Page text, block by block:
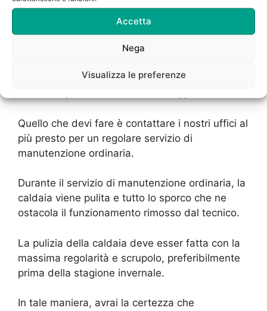
Accetta
Nega
Visualizza le preferenze
pulizia.
Se non hai ancora richiesto un servizio di
Installazione Caldaie Vaillant Ponte
cura della tua vecchia caldaia altrimenti potresti
Quello che devi fare è contattare i nostri uffici al
più presto per un regolare servizio di
manutenzione ordinaria.
Durante il servizio di manutenzione ordinaria, la
caldaia viene pulita e tutto lo sporco che ne
ostacola il funzionamento rimosso dal tecnico.
La pulizia della caldaia deve esser fatta con la
massima regolarità e scrupolo, preferibilmente
prima della stagione invernale.
In tale maniera, avrai la certezza che